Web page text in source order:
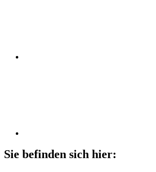
Sie befinden sich hier: